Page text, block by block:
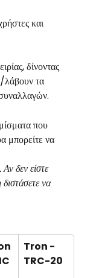
και
δίνοντας
λάβουν τα
που
μπορείτε να
δεν είστε
να
Tron -
TRC-20